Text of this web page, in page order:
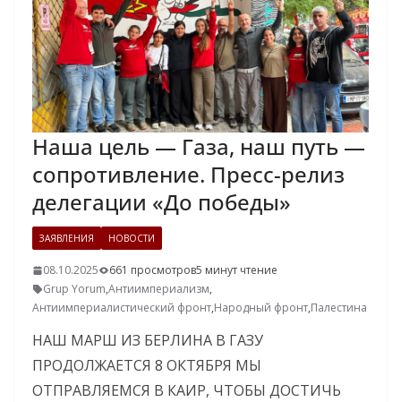
Наша цель — Газа, наш путь —
сопротивление. Пресс-релиз
делегации «До победы»
ЗАЯВЛЕНИЯ НОВОСТИ
08.10.2025 661 просмотров5 минут чтение
Grup Yorum,Антиимпериализм,
Антиимпериалистический фронт,Народный фронт,Палестина
НАШ МАРШ ИЗ БЕРЛИНА В ГАЗУ
ПРОДОЛЖАЕТСЯ 8 ОКТЯБРЯ МЫ
ОТПРАВЛЯЕМСЯ В КАИР, ЧТОБЫ ДОСТИЧЬ